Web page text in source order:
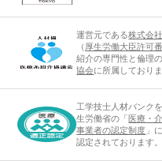
運営元である株式会
（ 厚生労働大臣許可
紹介の専門性と倫理
協会に所属しておりま
工学技士人材バンク
生労働省の「 医療・
事業者の認定制度 」
認定されております。